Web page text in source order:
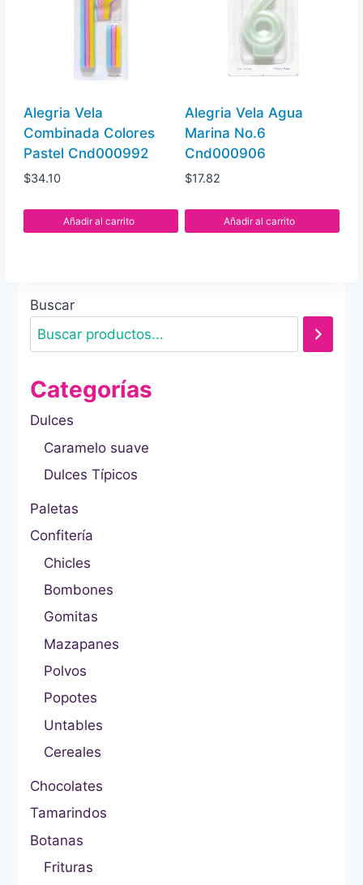
Alegria Vela
Combinada Colores
Pastel Cnd000992
$34.10
Añadir al carrito
Alegria Vela Agua
Marina No.6
Cnd000906
$17.82
Añadir al carrito
Buscar
Categorías
Dulces
Caramelo suave
Dulces Típicos
Paletas
Confitería
Chicles
Bombones
Gomitas
Mazapanes
Polvos
Popotes
Untables
Cereales
Chocolates
Tamarindos
Botanas
Frituras